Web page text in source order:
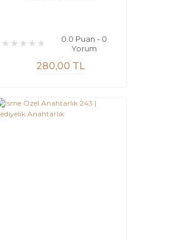
0.0 Puan - 0
Yorum
280,00 TL